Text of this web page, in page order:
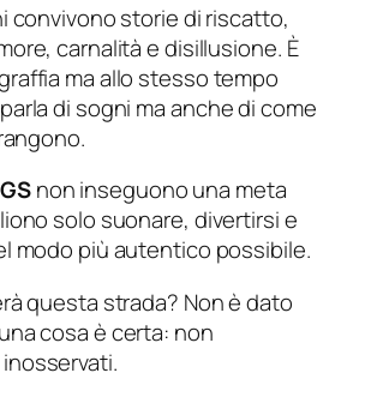
convivono storie di riscatto,
carnalità e disillusione. È
ma allo stesso tempo
di sogni ma anche di come
non inseguono una meta
solo suonare, divertirsi e
modo più autentico possibile.
questa strada? Non è dato
cosa è certa: non